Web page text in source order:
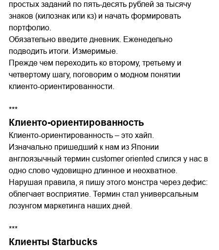
простых заданий по пять-десять рублей за тысячу
знаков (килознак или кз) и начать формировать
портфолио.
Обязательно введите дневник. Еженедельно
подводить итоги. Измеримые.
Прежде чем переходить ко второму, третьему и
четвертому шагу, поговорим о модном понятии
клиенто-ориентированности.
***
Клиенто-ориентированность
Клиенто-ориентированность – это хайп.
Изначально пришедший к нам из Японии
англоязычный термин customer oriented слился у нас в
одно слово чудовищно длинное и неохватное.
Нарушая правила, я пишу этого монстра через дефис:
облегчает восприятие. Термин стал универсальным
лозунгом маркетинга наших дней.
***
Клиенты Starbucks